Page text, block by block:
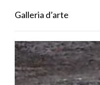
Galleria d’arte